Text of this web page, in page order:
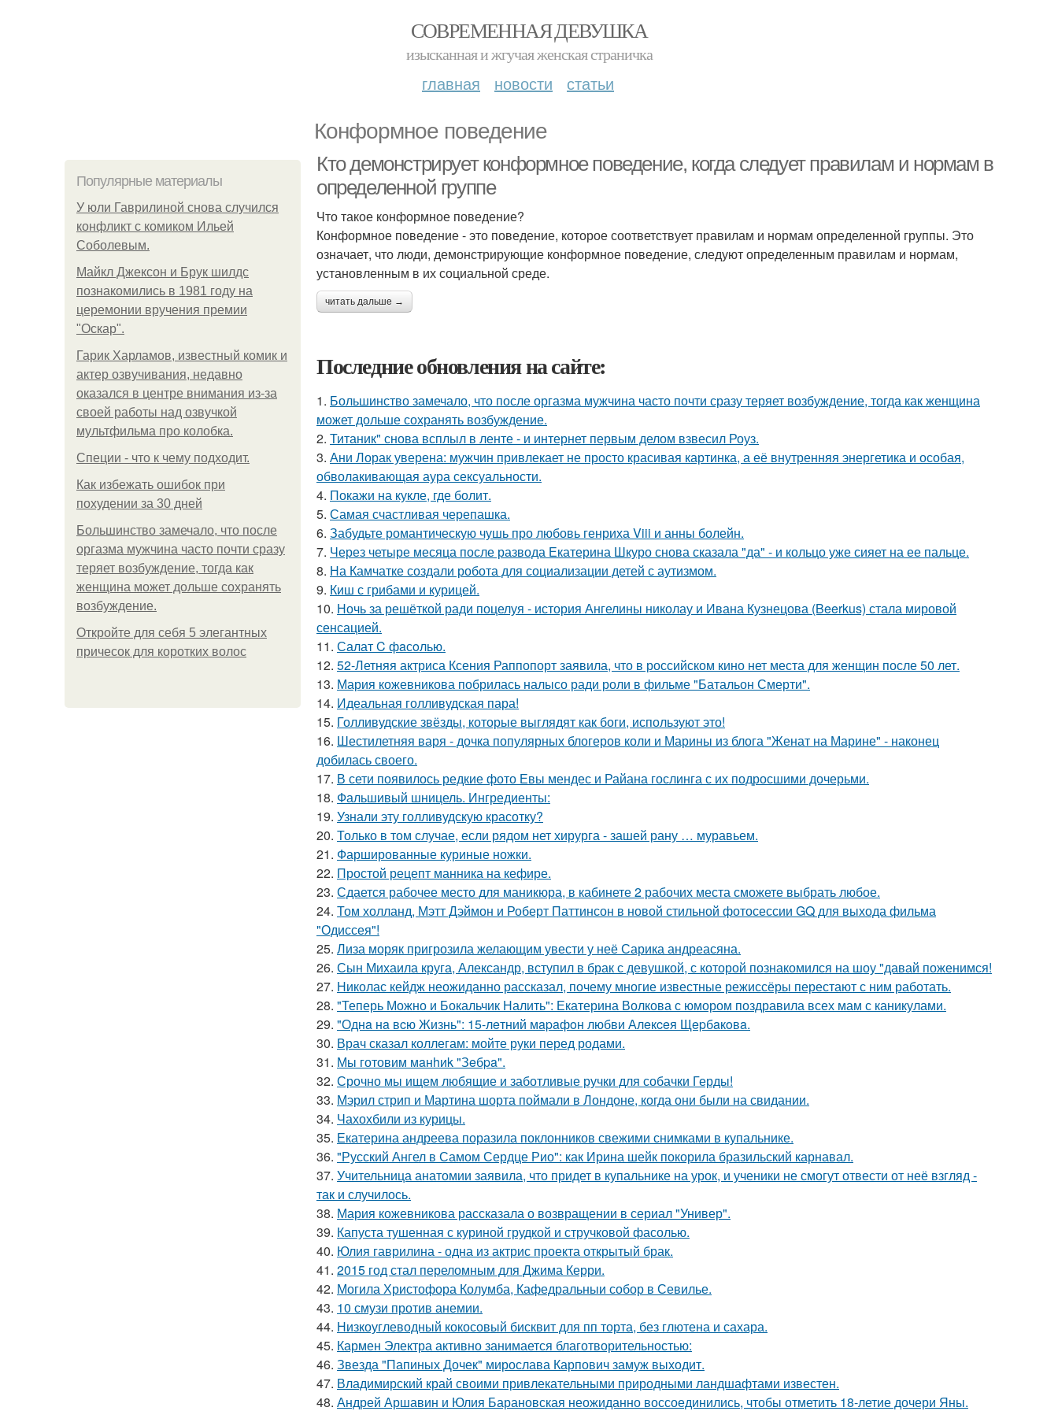
СОВРЕМЕННАЯ ДЕВУШКА
изысканная и жгучая женская страничка
главная новости статьи
Конформное поведение
Популярные материалы
У юли Гаврилиной снова случился
конфликт с комиком Ильей
Соболевым.
Майкл Джексон и Брук шилдс
познакомились в 1981 году на
церемонии вручения премии
"Оскар".
Гарик Харламов, известный комик и
актер озвучивания, недавно
оказался в центре внимания из-за
своей работы над озвучкой
мультфильма про колобка.
Специи - что к чему подходит.
Как избежать ошибок при
похудении за 30 дней
Большинство замечало, что после
оргазма мужчина часто почти сразу
теряет возбуждение, тогда как
женщина может дольше сохранять
возбуждение.
Откройте для себя 5 элегантных
причесок для коротких волос
Кто демонстрирует конформное поведение, когда следует правилам и нормам в
определенной группе
Что такое конформное поведение?
Конформное поведение - это поведение, которое соответствует правилам и нормам определенной группы. Это
означает, что люди, демонстрирующие конформное поведение, следуют определенным правилам и нормам,
установленным в их социальной среде.
читать дальше →
Последние обновления на сайте:
1. Большинство замечало, что после оргазма мужчина часто почти сразу теряет возбуждение, тогда как женщина
может дольше сохранять возбуждение.
2. Титаник" снова всплыл в ленте - и интернет первым делом взвесил Роуз.
3. Ани Лорак уверена: мужчин привлекает не просто красивая картинка, а её внутренняя энергетика и особая,
обволакивающая аура сексуальности.
4. Покажи на кукле, где болит.
5. Самая счастливая черепашка.
6. Забудьте романтическую чушь про любовь генриха Viii и анны болейн.
7. Через четыре месяца после развода Екатерина Шкуро снова сказала "да" - и кольцо уже сияет на ее пальце.
8. На Камчатке создали робота для социализации детей с аутизмом.
9. Киш с грибами и курицей.
10. Ночь за решёткой ради поцелуя - история Ангелины николау и Ивана Кузнецова (Beerkus) стала мировой
сенсацией.
11. Салат C фaсoлью.
12. 52-Летняя актриса Ксения Раппопорт заявила, что в российском кино нет места для женщин после 50 лет.
13. Мария кожевникова побрилась налысо ради роли в фильме "Батальон Смерти".
14. Идеальная голливудская пара!
15. Голливудские звёзды, которые выглядят как боги, используют это!
16. Шестилетняя варя - дочка популярных блогеров коли и Марины из блога "Женат на Марине" - наконец
добилась своего.
17. В сети появилось редкие фото Евы мендес и Райана гослинга с их подросшими дочерьми.
18. Фальшивый шницель. Ингредиенты:
19. Узнали эту голливудскую красотку?
20. Только в том случае, если рядом нет хирурга - зашей рану … муравьем.
21. Фаршированные куриные ножки.
22. Простой рецепт манника на кефире.
23. Сдается рабочее место для маникюра, в кабинете 2 рабочих места сможете выбрать любое.
24. Том холланд, Мэтт Дэймон и Роберт Паттинсон в новой стильной фотосессии GQ для выхода фильма
"Одиссея"!
25. Лиза моряк пригрозила желающим увести у неё Сарика андреасяна.
26. Сын Михаила круга, Александр, вступил в брак с девушкой, с которой познакомился на шоу "давай поженимся!
27. Николас кейдж неожиданно рассказал, почему многие известные режиссёры перестают с ним работать.
28. "Теперь Можно и Бокальчик Налить": Екатерина Волкова с юмором поздравила всех мам с каникулами.
29. "Однa нa вcю Жизнь": 15-лeтний мapaфoн любви Алeкceя Щepбaкoвa.
30. Врач сказал коллегам: мойте руки перед родами.
31. Мы готовим мaнhиk "Зeбpa".
32. Срочно мы ищем любящие и заботливые ручки для собачки Герды!
33. Мэрил стрип и Мартина шорта поймали в Лондоне, когда они были на свидании.
34. Чахохбили из курицы.
35. Екатерина андреева поразила поклонников свежими снимками в купальнике.
36. "Русский Ангел в Самом Сердце Рио": как Ирина шейк покорила бразильский карнавал.
37. Учительница анатомии заявила, что придет в купальнике на урок, и ученики не смогут отвести от неё взгляд -
так и случилось.
38. Мария кожевникова рассказала о возвращении в сериал "Универ".
39. Капуста тушенная с куриной грудкой и стручковой фасолью.
40. Юлия гаврилина - одна из актрис проекта открытый брак.
41. 2015 год стал переломным для Джима Керри.
42. Могила Христофора Колумба, Кафедральныи собор в Севилье.
43. 10 смузи против анемии.
44. Низкоуглеводный кокосовый бисквит для пп торта, без глютена и сахара.
45. Кармен Электра активно занимается благотворительностью:
46. Звезда "Папиных Дочек" мирослава Карпович замуж выходит.
47. Владимирский край своими привлекательными природными ландшафтами известен.
48. Андрей Аршавин и Юлия Барановская неожиданно воссоединились, чтобы отметить 18-летие дочери Яны.